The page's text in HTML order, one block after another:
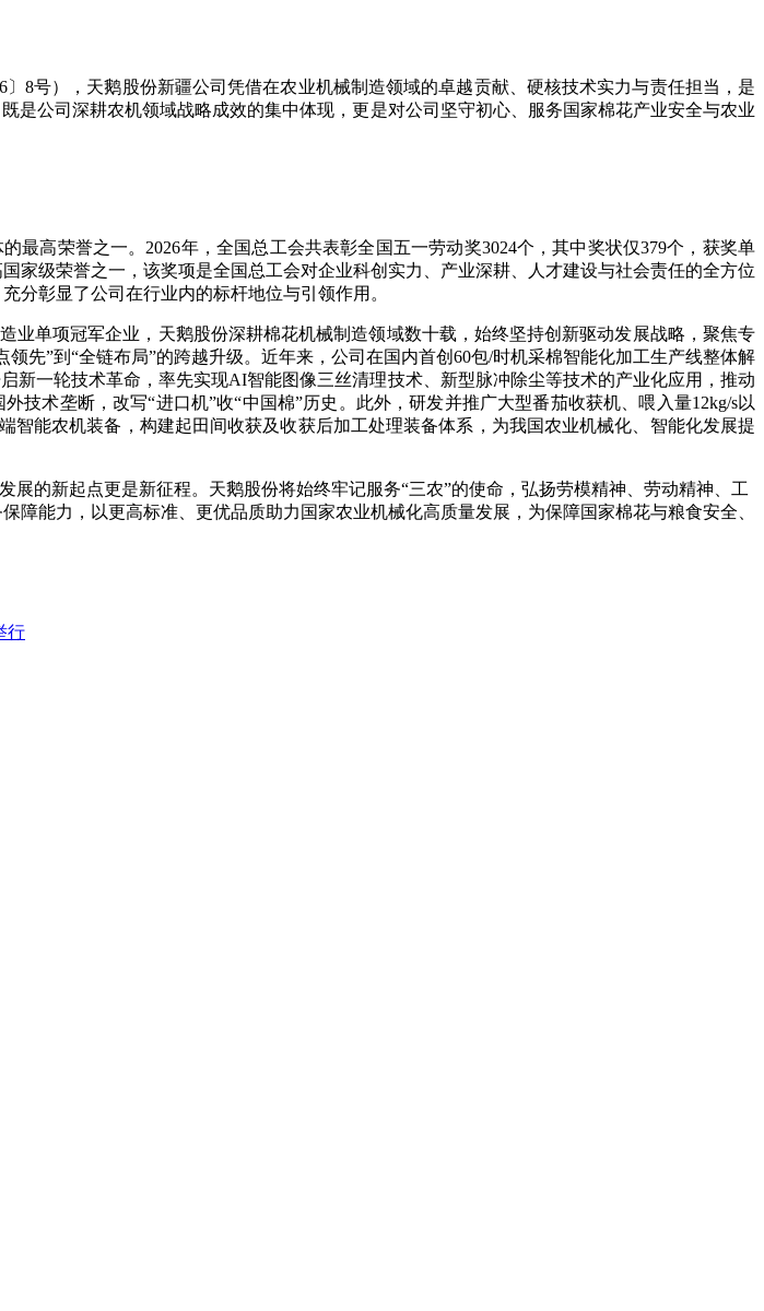
〕8号），天鹅股份新疆公司凭借在农业机械制造领域的卓越贡献、硬核技术实力与责任担当，是
是公司深耕农机领域战略成效的集中体现，更是对公司坚守初心、服务国家棉花产业安全与农业
最高荣誉之一。 2026年，全国总工会共表彰全国五一劳动奖3024个，其中奖状仅379个，获奖单
级荣誉之一，该奖项是全国总工会对企业科创实力、产业深耕、人才建设与社会责任的全方位
分彰显了公司在行业内的标杆地位与引领作用。
业单项冠军企业，天鹅股份深耕棉花机械制造领域数十载， 始终坚持创新驱动发展战略，聚焦专
领先”到“全链布局”的跨越升级。近年来，公司在国内首创 60包/时机采棉智能化加工生产线整体解
新一轮技术革命 ，率先实现AI智能图像三丝清理技术、新型脉冲除尘等技术的产业化应用，推动
外技术垄断，改写“进口机”收“中国棉”历史。此外，研发并推广大型番茄收获机、 喂入量12kg/s以
智能农机装备，构建起田间收获及收获后加工处理装备体系，为我国农业机械化、智能化发展提
展的新起点更是新征程。天鹅股份将始终牢记服务“三农”的使命，弘扬劳模精神、劳动精神、工
能力，以更高标准、更优品质助力国家农业机械化高质量发展，为保障国家棉花与粮食安全、
行